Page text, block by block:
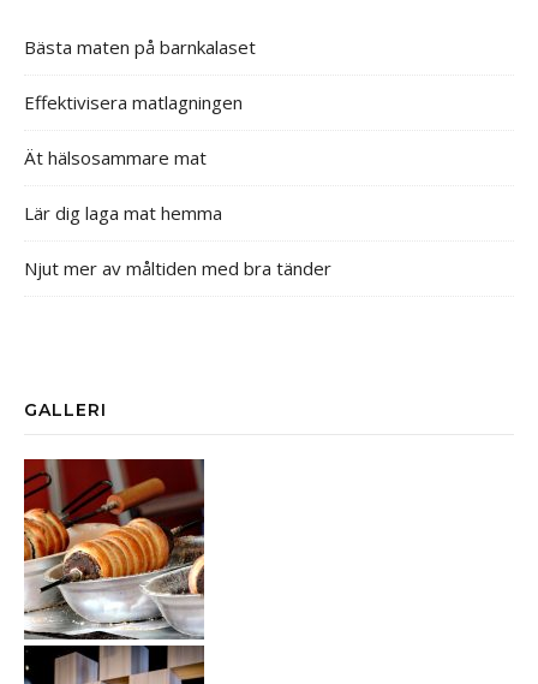
Bästa maten på barnkalaset
Effektivisera matlagningen
Ät hälsosammare mat
Lär dig laga mat hemma
Njut mer av måltiden med bra tänder
GALLERI